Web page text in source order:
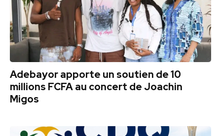
Adebayor apporte un soutien de 10
millions FCFA au concert de Joachin
Migos